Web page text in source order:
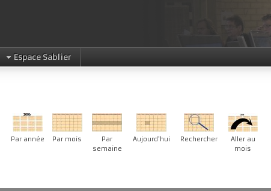
Espace Sablier
Par année Par mois
Par
semaine
Aujourd'hui Rechercher
Aller au
mois